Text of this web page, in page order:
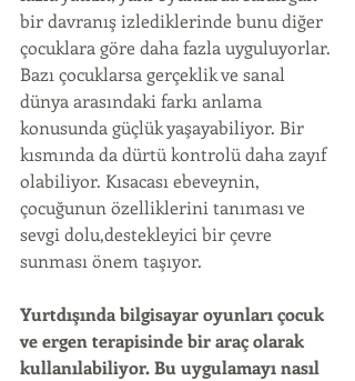
bir davranış izlediklerinde bunu diğer
çocuklara göre daha fazla uyguluyorlar.
Bazı çocuklarsa gerçeklik ve sanal
dünya arasındaki farkı anlama
konusunda güçlük yaşayabiliyor. Bir
kısmında da dürtü kontrolü daha zayıf
olabiliyor. Kısacası ebeveynin,
çocuğunun özelliklerini tanıması ve
sevgi dolu,destekleyici bir çevre
sunması önem taşıyor.
Yurtdışında bilgisayar oyunları çocuk
ve ergen terapisinde bir araç olarak
kullanılabiliyor. Bu uygulamayı nasıl